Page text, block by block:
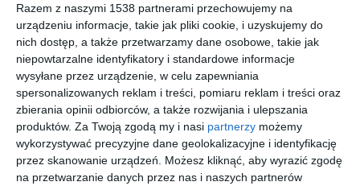
Razem z naszymi 1538 partnerami przechowujemy na
urządzeniu informacje, takie jak pliki cookie, i uzyskujemy do
nich dostęp, a także przetwarzamy dane osobowe, takie jak
niepowtarzalne identyfikatory i standardowe informacje
wysyłane przez urządzenie, w celu zapewniania
spersonalizowanych reklam i treści, pomiaru reklam i treści oraz
zbierania opinii odbiorców, a także rozwijania i ulepszania
produktów. Za Twoją zgodą my i nasi partnerzy możemy
wykorzystywać precyzyjne dane geolokalizacyjne i identyfikację
przez skanowanie urządzeń. Możesz kliknąć, aby wyrazić zgodę
na przetwarzanie danych przez nas i naszych partnerów
Łazienka z
prysznicem i
odpływem liniowym
Dodaj do ulubionych
Prosta, klasyczna
łazienka z
prysznicem i
meblami
zamontowanymi do
ściany